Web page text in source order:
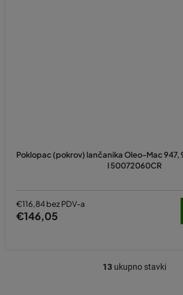
Poklopac (pokrov) lančanika Oleo-Mac 947,
l 50072060CR
€116,84 bez PDV-a
€146,05
K
13 ukupno stavki